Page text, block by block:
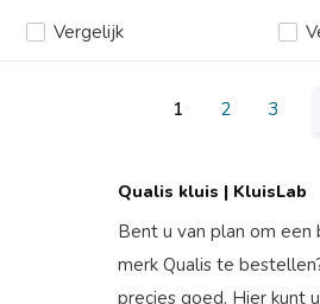
Vergelijk
1 2 3
Qualis kluis | KluisLab
Bent u van plan om een
merk Qualis te
precies goed. Hier kunt